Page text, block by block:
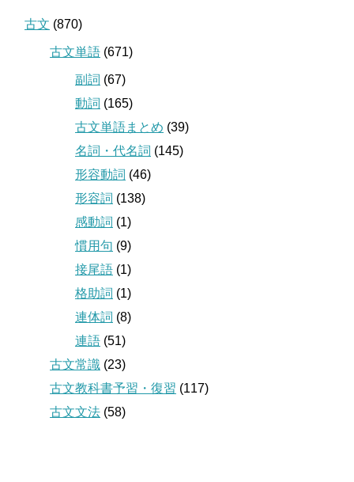
古文 (870)
古文単語 (671)
副詞 (67)
動詞 (165)
古文単語まとめ (39)
名詞・代名詞 (145)
形容動詞 (46)
形容詞 (138)
感動詞 (1)
慣用句 (9)
接尾語 (1)
格助詞 (1)
連体詞 (8)
連語 (51)
古文常識 (23)
古文教科書予習・復習 (117)
古文文法 (58)